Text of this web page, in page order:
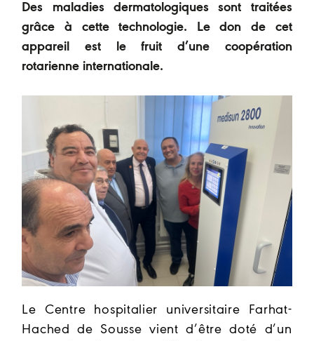
Des maladies dermatologiques sont traitées
grâce à cette technologie. Le don de cet
appareil est le fruit d’une coopération
rotarienne internationale.
Le Centre hospitalier universitaire Farhat-
Hached de Sousse vient d’être doté d’un